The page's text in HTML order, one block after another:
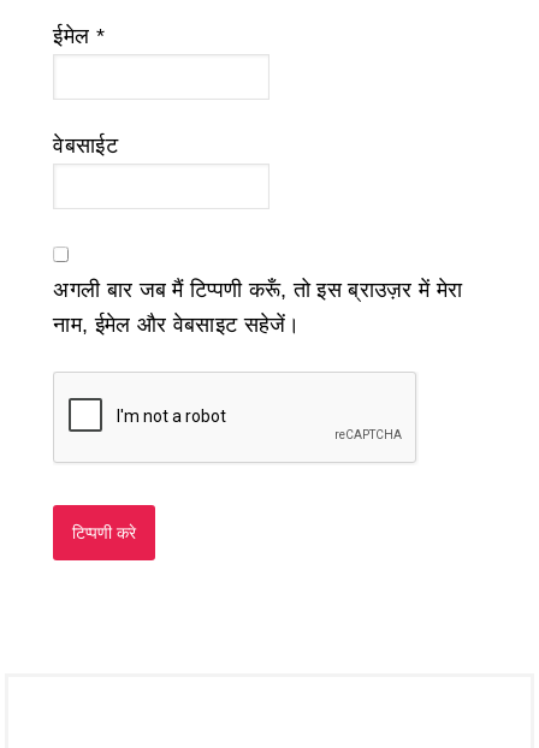
ईमेल *
वेबसाईट
अगली बार जब मैं टिप्पणी करूँ, तो इस ब्राउज़र में मेरा
नाम, ईमेल और वेबसाइट सहेजें।